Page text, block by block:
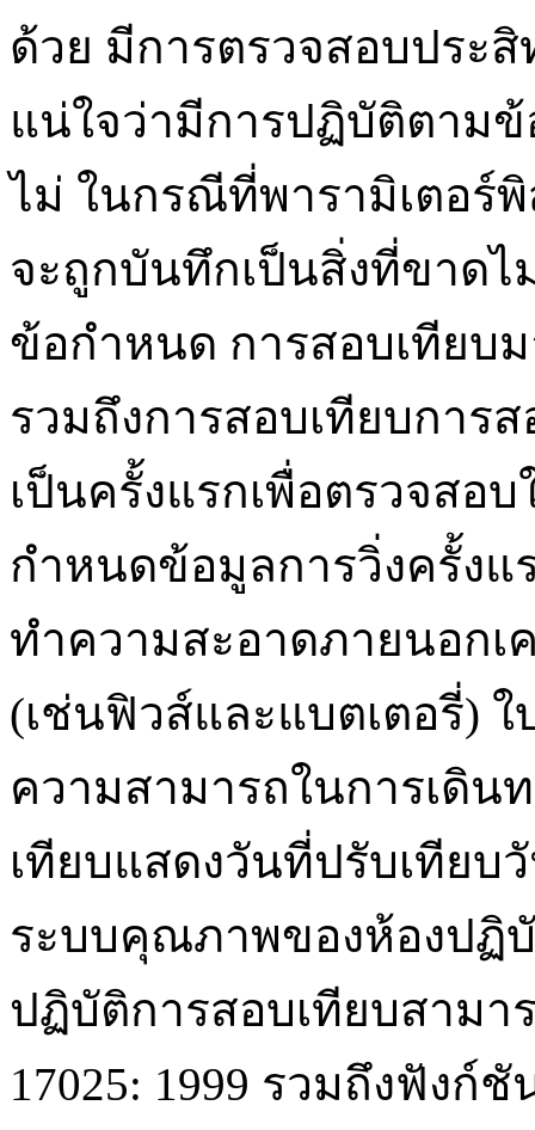
ด้วย มีการตรวจสอบประ
แน่ใจว่ามีการปฏิบัติตาม
ไม่ ในกรณีที่พารามิเตอร์
จะถูกบันทึกเป็นสิ่งที่ขาดไ
ข้อกำหนด การสอบเทียบ
รวมถึงการสอบเทียบการ
เป็นครั้งแรกเพื่อตรวจสอ
กำหนดข้อมูลการวิ่งครั้งแ
ทำความสะอาดภายนอกเ
(เช่นฟิวส์และแบตเตอรี่)
ความสามารถในการเดิน
เทียบแสดงวันที่ปรับเทีย
ระบบคุณภาพของห้องปฏิ
ปฏิบัติการสอบเทียบสามา
17025: 1999 รวมถึงฟัง